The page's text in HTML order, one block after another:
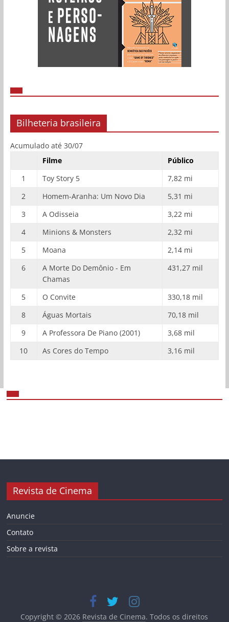
Bilheteria brasileira
Acumulado até 30/07
Filme
Público
1
Toy Story 5
7,82 mi
2
Homem-Aranha: Um Novo Dia
5,31 mi
3
A Odisseia
3,22 mi
4
Minions & Monsters
2,32 mi
5
Moana
2,14 mi
6
A Morte Do Demônio - Em
Chamas
431,27 mil
5 O Convite
330,18 mil
8
Águas Mortais
70,18 mil
9
A Professora De Piano (2001)
3,68 mil
10
As Cores do Tempo 3,16 mil
Revista de Cinema
Anuncie
Contato
Sobre a revista
Copyright © 2026 Revista de Cinema. Todos os direitos